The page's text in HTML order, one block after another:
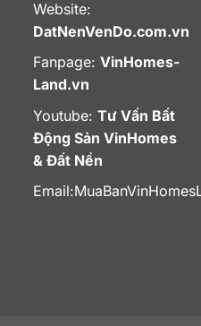
Website:
DatNenVenDo.com.vn
Fanpage: VinHomes-
Land.vn
Youtube: Tư Vấn Bất
Động Sản VinHomes
& Đất Nền
Email: